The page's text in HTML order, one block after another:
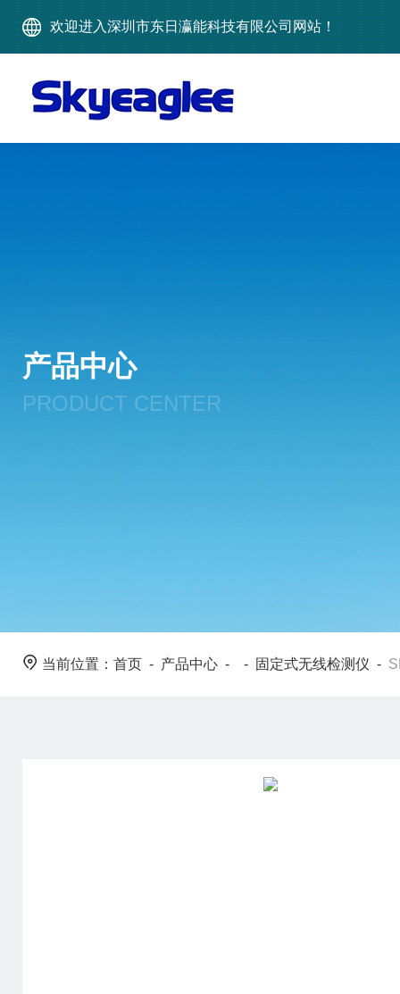
欢迎进入深圳市东日瀛能科技有限公司网站！
产品中心
PRODUCT CENTER
当前位置： 首页 - 产品中心 - - 固定式无线检测仪 -